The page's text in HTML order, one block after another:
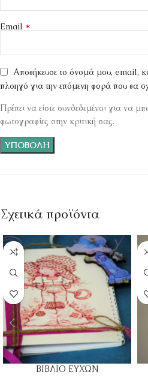
Email *
Αποθήκευσε το όνομά μου, email,
πλοηγό για την επόμενη φορά που θα
Πρέπει να είστε συνδεδεμένοι για να
φωτογραφίες στην κριτική σας.
Σχετικά προϊόντα
ΒΙΒΛΙΟ ΕΥΧΩΝ